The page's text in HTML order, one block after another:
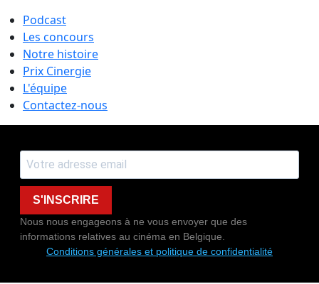
Podcast
Les concours
Notre histoire
Prix Cinergie
L'équipe
Contactez-nous
S'INSCRIRE
Nous nous engageons à ne vous envoyer que des
informations relatives au cinéma en Belgique.
Conditions générales et politique de confidentialité